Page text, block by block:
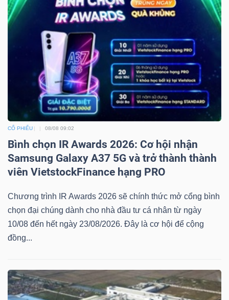
CỔ PHIẾU 08/08 09:02
Bình chọn IR Awards 2026: Cơ hội nhận
Samsung Galaxy A37 5G và trở thành thành
viên VietstockFinance hạng PRO
Chương trình IR Awards 2026 sẽ chính thức mở cổng bình
chọn đại chúng dành cho nhà đầu tư cá nhân từ ngày
10/08 đến hết ngày 23/08/2026. Đây là cơ hội để cộng
đồng...